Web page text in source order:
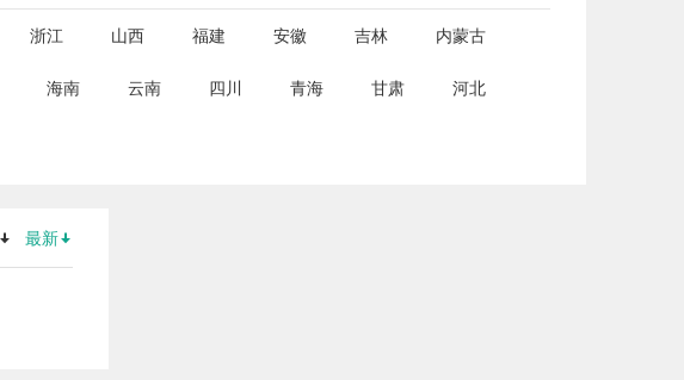
浙江 山西 福建 安徽 吉林 内蒙古
海南 云南 四川 青海 甘肃 河北
最新